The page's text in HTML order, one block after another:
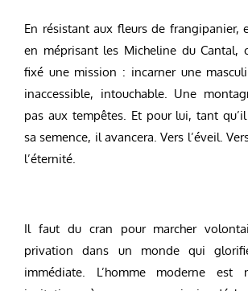
En résistant aux fleurs de frangipanier,
en méprisant les Micheline du Cantal,
fixé une mission : incarner une
inaccessible, intouchable. Une
pas aux tempêtes. Et pour lui, tant
sa semence, il avancera. Vers l’éveil.
l’éternité.
Il faut du cran pour marcher
privation dans un monde qui
immédiate. L’homme moderne est